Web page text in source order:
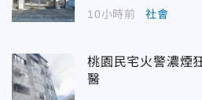
10小時前 社會
桃園民宅火警濃煙
醫